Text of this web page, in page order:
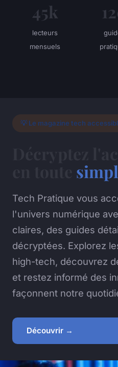
45k
lecteurs
mensuels
💡 Le magazine tech
Tech Pratique vous
l'univers numérique
claires, des guides
décryptées. Explorez
high-tech, découvrez
et restez informé des
façonnent notre
Découvrir →